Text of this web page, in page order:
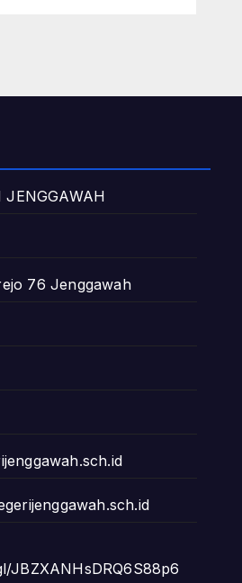
76 Jenggawah
JBZXANHsDRQ6S88p6